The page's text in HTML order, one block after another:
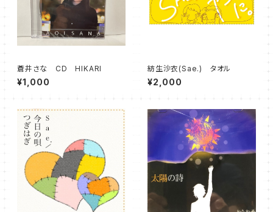
蒼井さな CD HIKARI
¥1,000
紡生沙衣(Sae.) タオル
¥2,000